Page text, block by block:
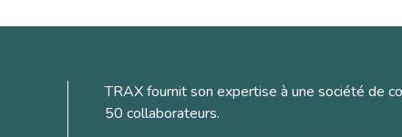
TRAX fournit son expertise à une société de
50 collaborateurs.